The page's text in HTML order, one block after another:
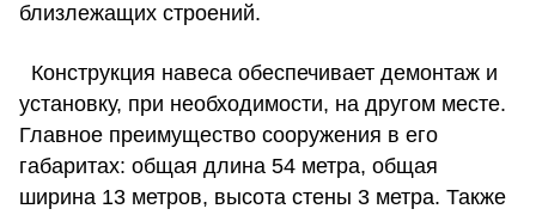
близлежащих строений.
Конструкция навеса обеспечивает демонтаж и
установку, при необходимости, на другом месте.
Главное преимущество сооружения в его
габаритах: общая длина 54 метра, общая
ширина 13 метров, высота стены 3 метра. Также